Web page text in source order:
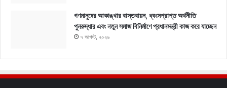
গণমানুষের আকাঙ্খার বাস্তবায়ন, ধ্বংসপ্রাপ্ত অর্থনীতি
পুনরুদ্ধার এবং নতুন সমাজ বিনির্মাণে প্রধানমন্ত্রী কাজ করে যাচ্ছেন
৭ আগস্ট, ২০২৬